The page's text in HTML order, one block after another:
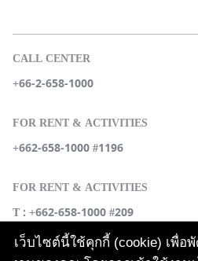
เว็บไซต์นี้ใช้คุกกี้ (cookie) เพื่
CALL CENTER
+66-2-658-1000
FOR RENT & ACTIVITIES
+662-658-1000 #1196
FOR RENT & ACTIVITIES
T : +662-658-1000 #209
SOCIAL MEDIA